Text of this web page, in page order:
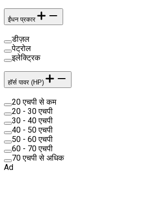
ईंधन प्रकार
डीज़ल
पेट्रोल
इलेक्ट्रिक
हॉर्स पावर (HP)
20 एचपी से कम
20 - 30 एचपी
30 - 40 एचपी
40 - 50 एचपी
50 - 60 एचपी
60 - 70 एचपी
70 एचपी से अधिक
Ad